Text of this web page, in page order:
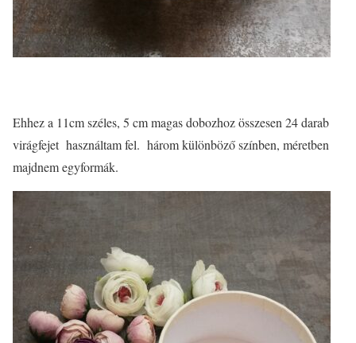
Ehhez a 11cm széles, 5 cm magas dobozhoz összesen 24 darab
virágfejet használtam fel. három különböző színben, méretben
majdnem egyformák.